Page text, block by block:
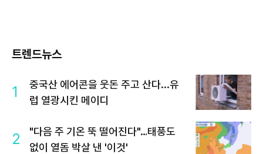
트렌드뉴스
1
중국산 에어콘을 웃돈 주고 산다...유
럽 열광시킨 메이디
2
"다음 주 기온 뚝 떨어진다"…태풍도
없이 열돔 박살 낸 '이것'